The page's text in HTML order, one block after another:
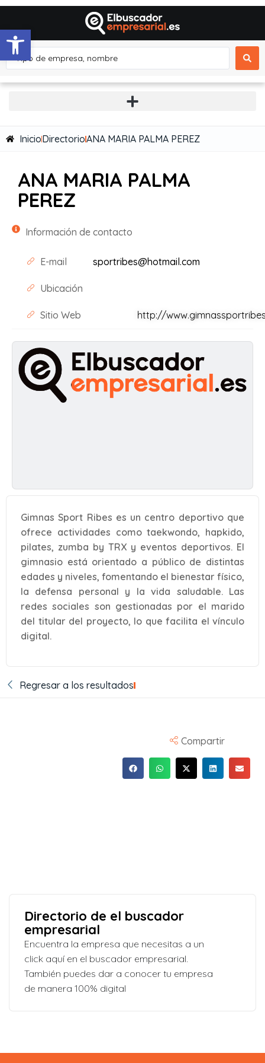
Abrir barra de herramientas
InicioDirectorioANA MARIA PALMA PEREZ
ANA MARIA PALMA
PEREZ
Información de contacto
E-mail sportribes@hotmail.com
Ubicación
Sitio Web http://
Gimnas Sport Ribes es un centro deportivo que
ofrece actividades como taekwondo, hapkido,
pilates, zumba by TRX y eventos deportivos. El
gimnasio está orientado a público de distintas
edades y niveles, fomentando el bienestar físico,
la defensa personal y la vida saludable. Las
redes sociales son gestionadas por el marido
del titular del proyecto, lo que facilita el vínculo
digital.
Regresar a los resultados
Compartir
Directorio de el buscador
empresarial
Encuentra la empresa que necesitas a un
click aquí en el buscador empresarial.
También puedes dar a conocer tu empresa
de manera 100% digital